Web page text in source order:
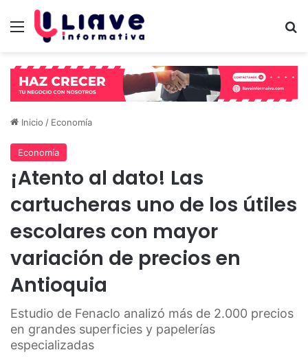
Menú
Inicio / Economía
Economía
¡Atento al dato! Las
cartucheras uno de los útiles
escolares con mayor
variación de precios en
Antioquia
Estudio de Fenaclo analizó más de 2.000 precios
en grandes superficies y papelerías
especializadas